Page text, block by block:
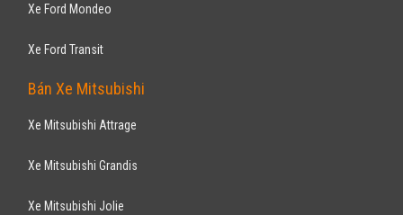
Xe Ford Mondeo
Xe Ford Transit
Bán Xe Mitsubishi
Xe Mitsubishi Attrage
Xe Mitsubishi Grandis
Xe Mitsubishi Jolie